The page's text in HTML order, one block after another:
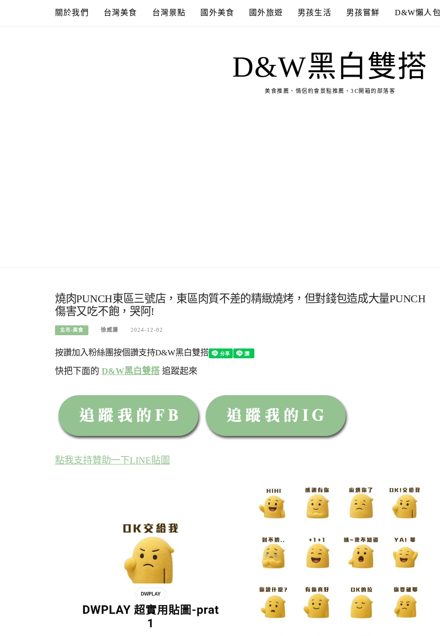
關於我們 台灣美食 台灣景點 國外美食 國外旅遊 男孩生活 男孩嘗鮮 D&W懶人
D&W黑白雙搭
美食推薦、情侶約會景點推薦、3C開箱的部落客
燒肉PUNCH東區三號店，東區肉質不差的精緻燒烤，但對錢包造成大量PUNCH
傷害又吃不飽，哭阿!
北市-美食 徐威廉 2024-12-02
按讚加入粉絲團按個讚支持D&W黑白雙搭
快把下面的 D&W黑白雙搭 追蹤起來
點我支持贊助一下LINE貼圖